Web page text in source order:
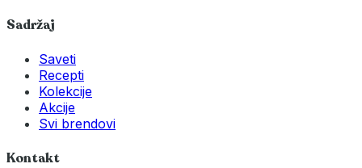
Sadržaj
Saveti
Recepti
Kolekcije
Akcije
Svi brendovi
Kontakt